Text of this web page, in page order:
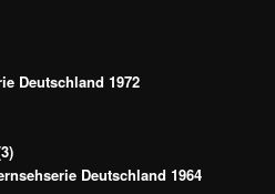
Deutschland 1972
Deutschland 1964